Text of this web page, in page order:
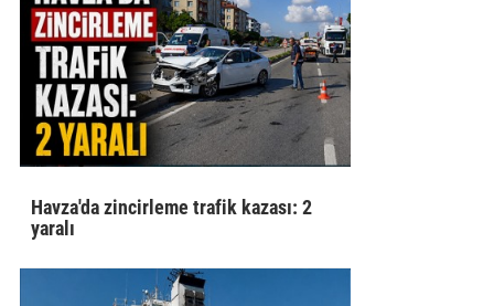
Havza'da zincirleme trafik kazası: 2
yaralı